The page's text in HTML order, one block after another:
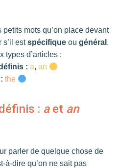
petits mots qu’on place devant
s’il estspécifique ou général .
types d’articles :
: a, an
the
: aet an
parler de quelque chose de
à-dire qu’on ne sait pas